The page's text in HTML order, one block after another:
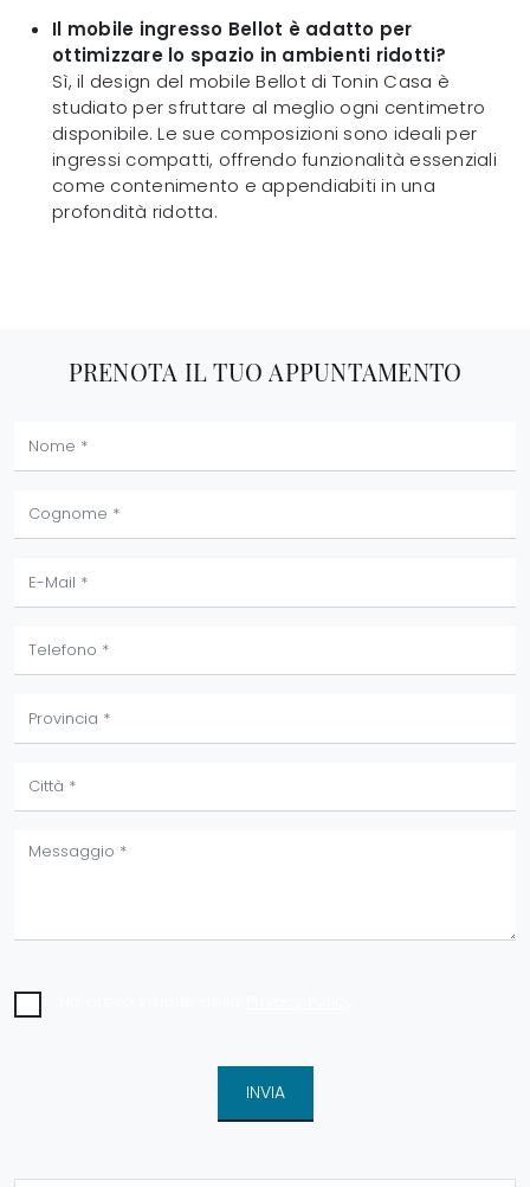
Il mobile ingresso Bellot è adatto per
ottimizzare lo spazio in ambienti ridotti?
Sì, il design del mobile Bellot di Tonin Casa è
studiato per sfruttare al meglio ogni centimetro
disponibile. Le sue composizioni sono ideali per
ingressi compatti, offrendo funzionalità essenziali
come contenimento e appendiabiti in una
profondità ridotta.
PRENOTA IL TUO APPUNTAMENTO
INVIA